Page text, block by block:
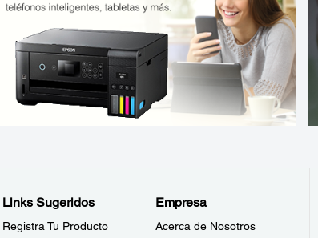
Links Sugeridos
Registra Tu Producto
Empresa
Acerca de Nosotros